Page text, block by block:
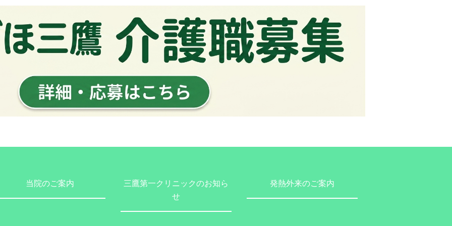
当院のご案内
三鷹第一クリニックのお知ら
せ
発熱外来のご案内